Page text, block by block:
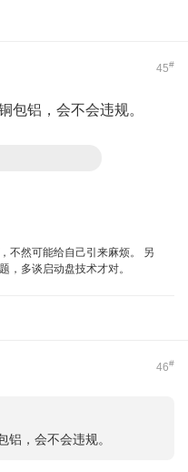
45#
包铝，会不会违规。
不然可能给自己引来麻烦。 另
，多谈启动盘技术才对。
46#
，会不会违规。